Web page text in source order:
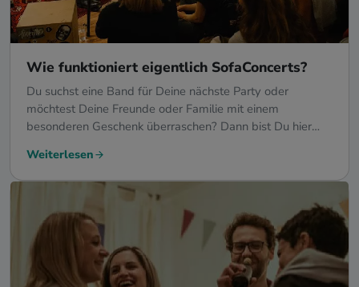
Wie funktioniert eigentlich SofaConcerts?
Du suchst eine Band für Deine nächste Party oder
möchtest Deine Freunde oder Familie mit einem
besonderen Geschenk überraschen? Dann bist Du hier
Weiterlesen